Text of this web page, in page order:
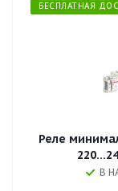
БЕСПЛАТНАЯ
Реле
В